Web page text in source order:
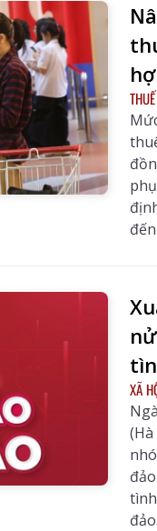
XÃ
đảo.